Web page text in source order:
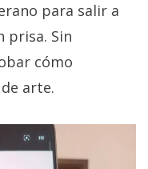
para salir a
prisa. Sin
cómo
arte.